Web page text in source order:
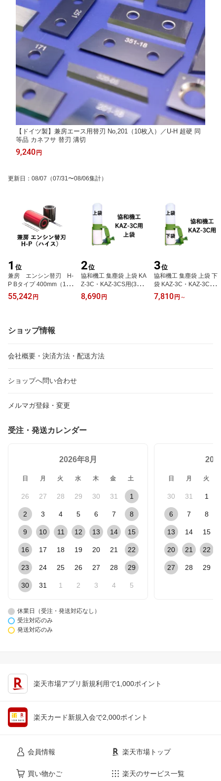
【ドイツ製】兼房エース用替刃 No,201（10枚入）／U-H 超硬 同
等品 カネフサ 替刃 溝切
9,240 円
更新日 ： 08/07 （07/31〜08/06集計）
1 位
兼房 エンシン替刃 H-
P Bタイプ 400mm（12
枚入1シート）
55,242 円
2位
協和機工 集塵袋 上袋 KA
Z-3C・KAZ-3CS用(3馬
力/2.2Kw) ワンタッチバ
ネ式 ループ付 集塵機 袋
8,690 円
3位
協和機工 集塵袋 上袋 下
袋 KAZ-3C・KAZ-3CS用
(3馬力/2.2Kw) ワンタッ
チバネ式 集塵機 袋 フィ
7,810 円 ～
ショップ情報
会社概要・決済方法・配送方法
ショップへ問い合わせ
メルマガ登録・変更
受注・発送カレンダー
2026年8月
日 月 火 水 木 金 土
26 27 28 29 30 31 1
2 3 4 5 6 7 8
9 10 11 12 13 14 15
16 17 18 19 20 21 22
23 24 25 26 27 28 29
30 31 1 2 3 4 5
日 月 火
30 31 1
6 7 8
13 14 15
20 21 22
27 28 29
休業日（受注・発送対応なし）
受注対応のみ
発送対応のみ
楽天市場アプリ新規利用で1,000ポイント
楽天カード新規入会で2,000ポイント
会員情報
買い物かご
楽天市場トップ
楽天のサービス一覧